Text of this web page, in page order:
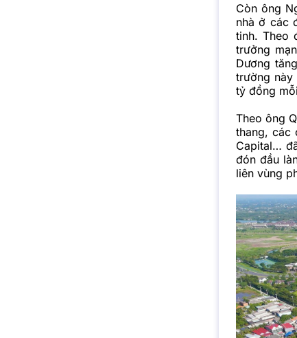
Còn ông
nhà ở các
tinh. Theo
trưởng
Dương
trường này
tỷ đồng
Theo ông
thang, các
Capital…
đón đầu
liên vùng